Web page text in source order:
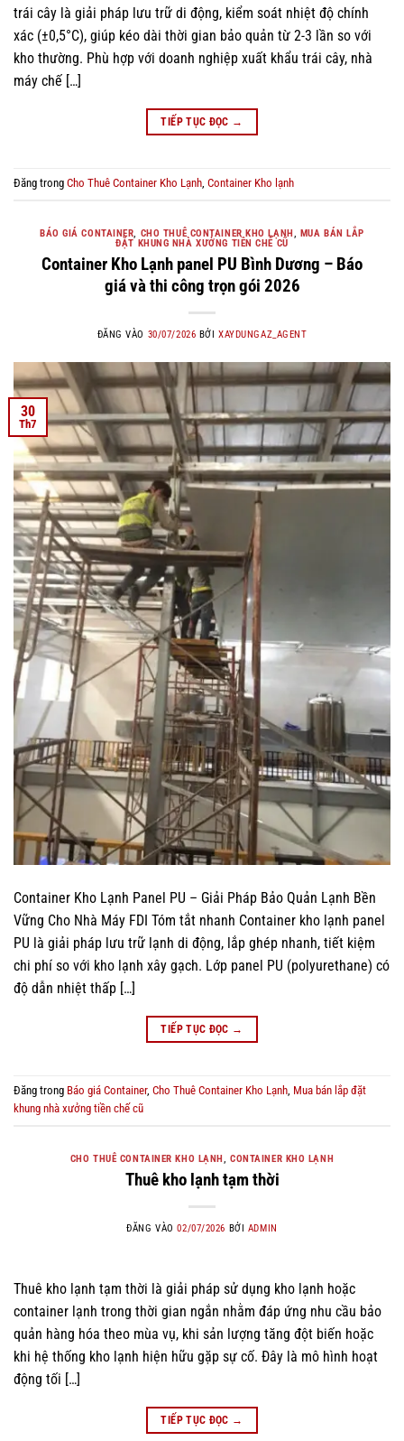
trái cây là giải pháp lưu trữ di động, kiểm soát nhiệt độ chính
xác (±0,5°C), giúp kéo dài thời gian bảo quản từ 2-3 lần so với
kho thường. Phù hợp với doanh nghiệp xuất khẩu trái cây, nhà
máy chế […]
TIẾP TỤC ĐỌC →
Đăng trong Cho Thuê Container Kho Lạnh, Container Kho lạnh
BÁO GIÁ CONTAINER, CHO THUÊ CONTAINER KHO LẠNH, MUA BÁN LẮP
ĐẶT KHUNG NHÀ XƯỞNG TIỀN CHẾ CŨ
Container Kho Lạnh panel PU Bình Dương – Báo
giá và thi công trọn gói 2026
ĐĂNG VÀO 30/07/2026 BỞIXAYDUNGAZ_AGENT
30
Th7
Container Kho Lạnh Panel PU – Giải Pháp Bảo Quản Lạnh Bền
Vững Cho Nhà Máy FDI Tóm tắt nhanh Container kho lạnh panel
PU là giải pháp lưu trữ lạnh di động, lắp ghép nhanh, tiết kiệm
chi phí so với kho lạnh xây gạch. Lớp panel PU (polyurethane) có
độ dẫn nhiệt thấp […]
TIẾP TỤC ĐỌC →
Đăng trong Báo giá Container, Cho Thuê Container Kho Lạnh, Mua bán lắp đặt
khung nhà xưởng tiền chế cũ
CHO THUÊ CONTAINER KHO LẠNH,CONTAINER KHO LẠNH
Thuê kho lạnh tạm thời
ĐĂNG VÀO02/07/2026 BỞI ADMIN
Thuê kho lạnh tạm thời là giải pháp sử dụng kho lạnh hoặc
container lạnh trong thời gian ngắn nhằm đáp ứng nhu cầu bảo
quản hàng hóa theo mùa vụ, khi sản lượng tăng đột biến hoặc
khi hệ thống kho lạnh hiện hữu gặp sự cố. Đây là mô hình hoạt
động tối […]
TIẾP TỤC ĐỌC →